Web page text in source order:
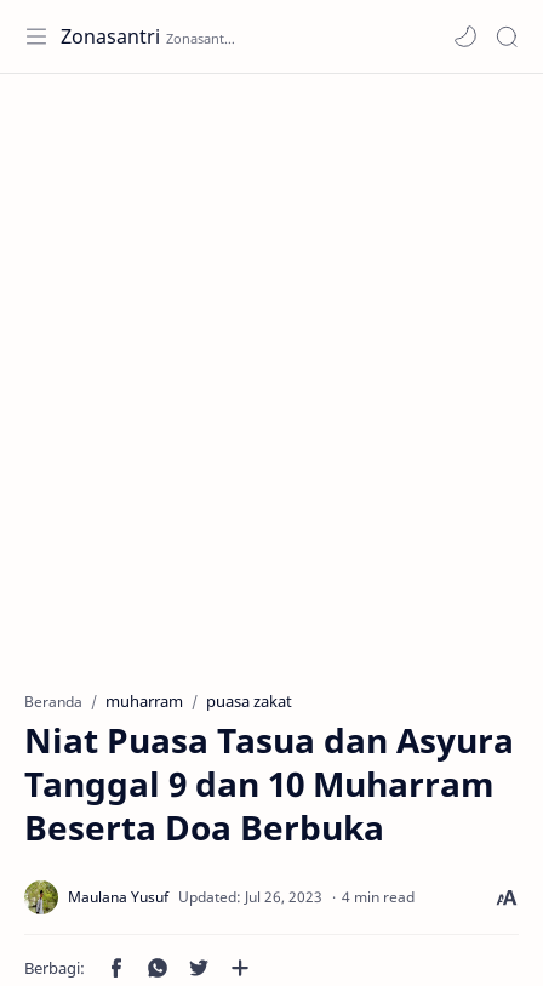
Zonasantri
Beranda muharram puasa zakat
Niat Puasa Tasua dan Asyura
Tanggal 9 dan 10 Muharram
Beserta Doa Berbuka
4 min read